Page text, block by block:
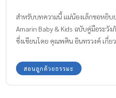
สำหรับบทความนี้ แม่น้องเล็กขอหยิบ
Amarin Baby & Kids ฉบับคู่มือระ
ซึ่งเขียนโดย คุณพศิน อินทรวงค์ เกี่ยว
สอนลูกด้วยธรรมะ